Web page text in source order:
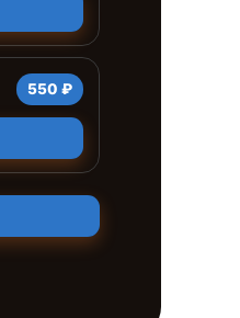
550 ₽